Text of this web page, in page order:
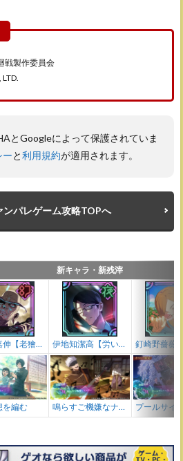
戦製作委員会
とGoogleによって保護されていま
ーと利用規約が適用されます。
ンパレゲーム攻略TOPへ
新キャラ・新残滓
【老獪ロ
ク】
伊地知潔高【労いの
送迎】
釘崎野薔薇
常夏
を編む
鳴らすご機嫌なナン
プールサイ